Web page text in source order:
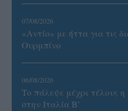
07/08/2026
«Αντίο» με ήττα για τις
Ουρμπίνο
06/08/2026
Το πάλεψε μέχρι τέλους
στην Ιταλία Β’